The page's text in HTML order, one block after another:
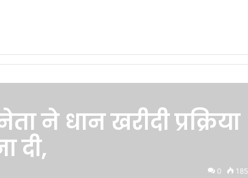
ने धान खरीदी प्रक्रिया
दी,
0 185